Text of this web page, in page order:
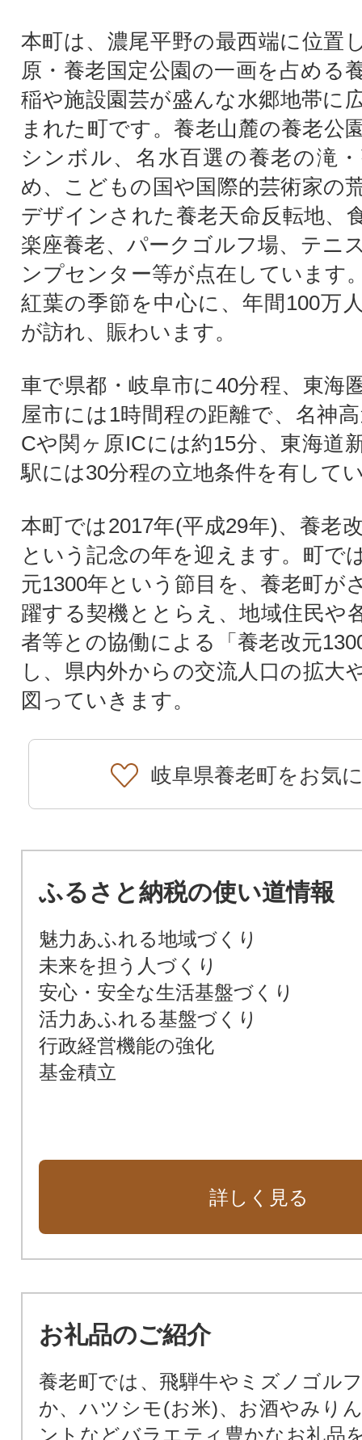
本町は、濃尾平野の最西端に位置
原・養老国定公園の一画を占める
稲や施設園芸が盛んな水郷地帯に
まれた町です。養老山麓の養老公
シンボル、名水百選の養老の滝
め、こどもの国や国際的芸術家の
デザインされた養老天命反転地、
楽座養老、パークゴルフ場、テニ
ンプセンター等が点在しています
紅葉の季節を中心に、年間100万
が訪れ、賑わいます。
車で県都・岐阜市に40分程、東海
屋市には1時間程の距離で、名神
Cや関ヶ原ICには約15分、東海道
駅には30分程の立地条件を有して
本町では2017年(平成29年)、養老
という記念の年を迎えます。町で
元1300年という節目を、養老町が
躍する契機ととらえ、地域住民や
者等との協働による「養老改元
し、県内外からの交流人口の拡大
図っていきます。
岐阜県養老町をお気
ふるさと納税の使い道情報
魅力あふれる地域づくり
未来を担う人づくり
安心・安全な生活基盤づくり
活力あふれる基盤づくり
行政経営機能の強化
基金積立
詳しく見る
お礼品のご紹介
養老町では、飛騨牛やミズノゴル
か、ハツシモ(お米)、お酒やみり
ントなどバラエティ豊かなお礼品